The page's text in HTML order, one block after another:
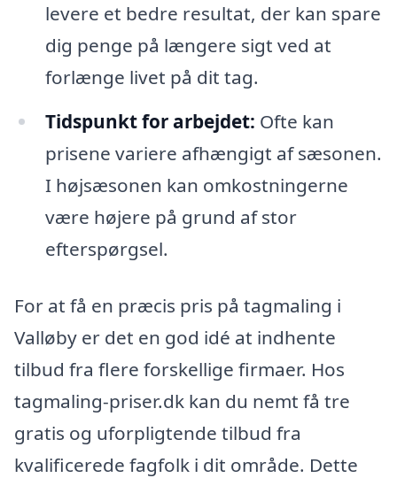
levere et bedre resultat, der kan spare
dig penge på længere sigt ved at
forlænge livet på dit tag.
Tidspunkt for arbejdet: Ofte kan
prisene variere afhængigt af sæsonen.
I højsæsonen kan omkostningerne
være højere på grund af stor
efterspørgsel.
For at få en præcis pris på tagmaling i
Valløby er det en god idé at indhente
tilbud fra flere forskellige firmaer. Hos
tagmaling-priser.dk kan du nemt få tre
gratis og uforpligtende tilbud fra
kvalificerede fagfolk i dit område. Dette